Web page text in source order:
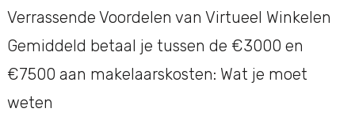
Verrassende Voordelen van Virtueel Winkelen
Gemiddeld betaal je tussen de €3000 en
€7500 aan makelaarskosten: Wat je moet
weten